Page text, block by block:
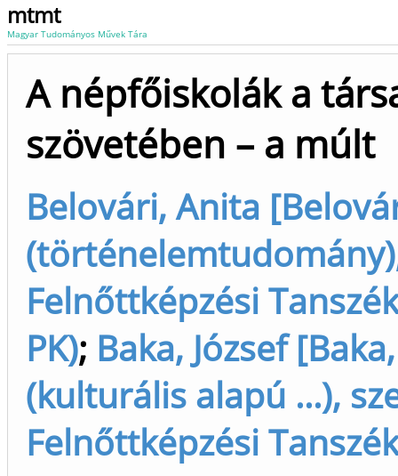
mtmt
Magyar Tudományos Művek Tára
A népfőiskolák a
szövetében – a múlt
Belovári, Anita
Felnőttképzési
PK); Baka, József
(kulturális alapú ...),
Felnőttképzési